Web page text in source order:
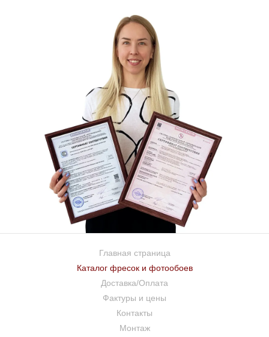
Главная страница
Каталог фресок и фотообоев
Доставка/Оплата
Фактуры и цены
Контакты
Монтаж